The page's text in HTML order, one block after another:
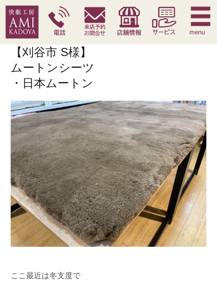
快眠枕 腰痛対策寝具 季節寝具 サービス
menu
【刈谷市 S様】
ムートンシーツ
・日本ムートン
ここ最近は冬支度で